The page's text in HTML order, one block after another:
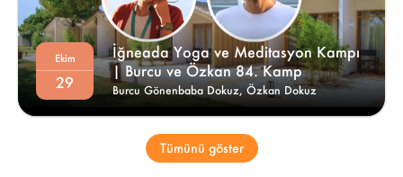
İğneada Yoga ve Meditasyon Kampı
| Burcu ve Özkan 84. Kamp
Ekim
29 Burcu Gönenbaba Dokuz,Özkan Dokuz
Tümünü göster